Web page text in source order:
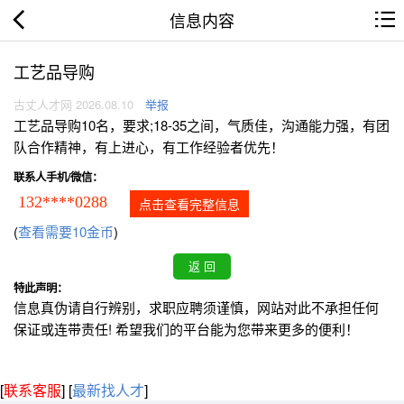
信息内容
工艺品导购
古丈人才网 2026.08.10 举报
工艺品导购10名，要求;18-35之间，气质佳，沟通能力强，有团
队合作精神，有上进心，有工作经验者优先！
联系人手机/微信：
132****0288 点击查看完整信息
(查看需要10金币)
特此声明：
信息真伪请自行辨别，求职应聘须谨慎，网站对此不承担任何
保证或连带责任! 希望我们的平台能为您带来更多的便利！
[联系客服] [最新找人才]